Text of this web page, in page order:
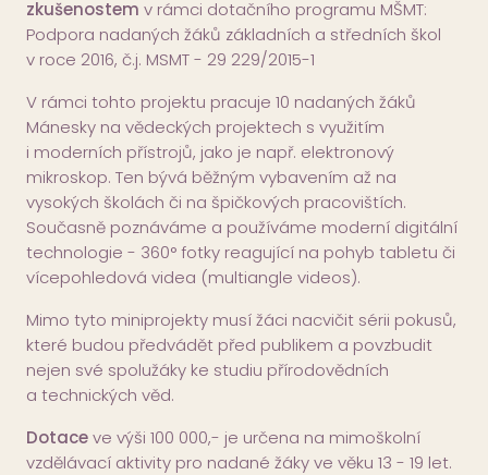
zkušenostemv rámci dotačního programu MŠMT:
Podpora nadaných žáků základních a středních škol
v roce 2016, č.j. MSMT - 29 229/2015-1
V rámci tohto projektu pracuje 10 nadaných žáků
Mánesky na vědeckých projektech s využitím
i moderních přístrojů, jako je např. elektronový
mikroskop. Ten bývá běžným vybavením až na
vysokých školách či na špičkových pracovištích.
Současně poznáváme a používáme moderní digitální
technologie - 360° fotky reagující na pohyb tabletu či
vícepohledová videa (multiangle videos).
Mimo tyto miniprojekty musí žáci nacvičit sérii pokusů,
které budou předvádět před publikem a povzbudit
nejen své spolužáky ke studiu přírodovědních
a technických věd.
Dotaceve výši 100 000,- je určena na mimoškolní
vzdělávací aktivity pro nadané žáky ve věku 13 - 19 let.